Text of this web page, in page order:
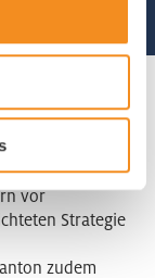
und
vor
Strategie
zudem